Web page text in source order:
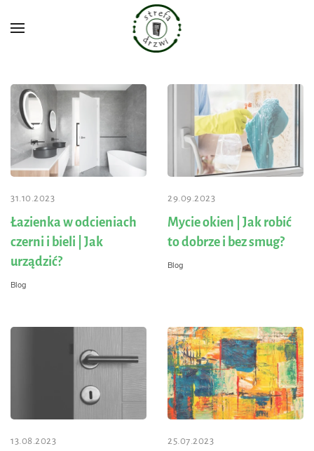
Przejdź do głównej treści
31.10.2023
Łazienka w odcieniach
czerni i bieli | Jak
urządzić?
Blog
29.09.2023
Mycie okien | Jak robić
to dobrze i bez smug?
Blog
13.08.2023 25.07.2023